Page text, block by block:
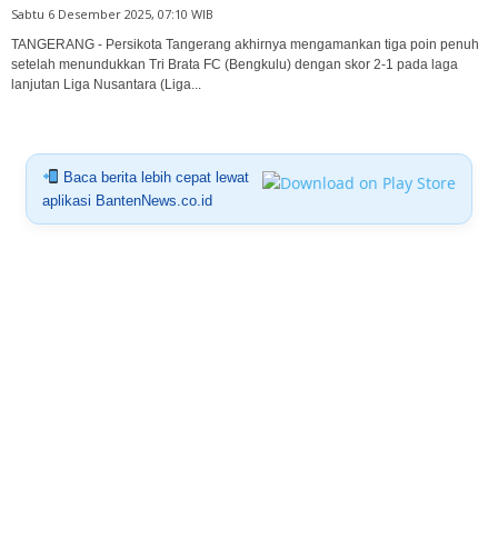
Sabtu 6 Desember 2025, 07:10 WIB
TANGERANG - Persikota Tangerang akhirnya mengamankan tiga poin penuh
setelah menundukkan Tri Brata FC (Bengkulu) dengan skor 2-1 pada laga
lanjutan Liga Nusantara (Liga...
Baca berita lebih cepat lewat
aplikasi BantenNews.co.id